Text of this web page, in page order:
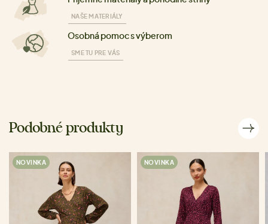
NAŠE MATERIÁLY
Osobná pomoc s výberom
SME TU PRE VÁS
Podobné produkty
NOVINKA NOVINKA